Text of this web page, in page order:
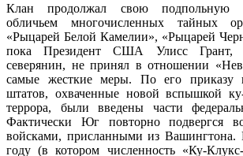
Клан продолжал свою подпольную
обличьем многочисленных тайных
«Рыцарей Белой Камелии», «Рыцарей
пока Президент США Улисс Грант,
северянин, не принял в отношении
самые жесткие меры. По его
штатов, охваченные новой вспышкой ку-
террора, были введены части
Фактически Юг повторно подвергся
войсками, присланными из Вашингтона.
году (в котором численность «Ку-